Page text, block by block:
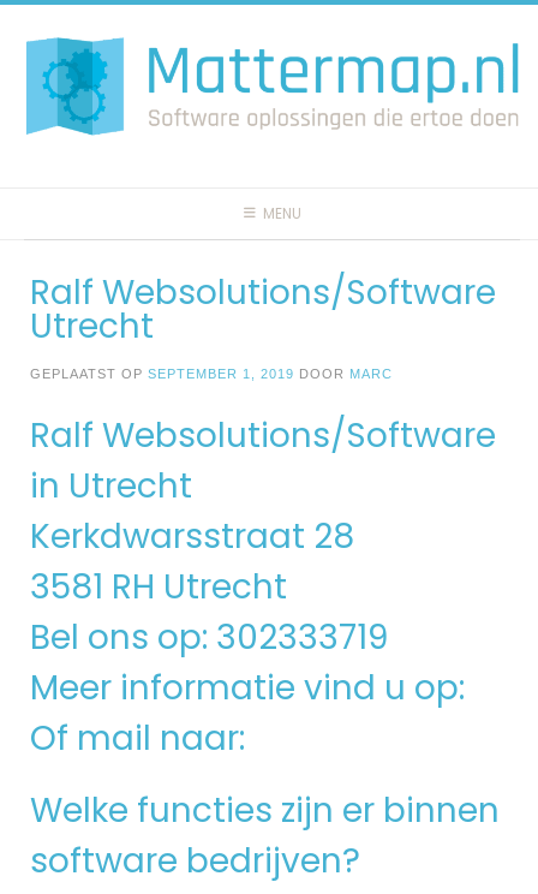
naar
inhoud
MENU
Ralf Websolutions/Software
Utrecht
GEPLAATST OP SEPTEMBER 1, 2019 DOOR MARC
Ralf Websolutions/Software
in Utrecht
Kerkdwarsstraat 28
3581 RH Utrecht
Bel ons op: 302333719
Meer informatie vind u op:
Of mail naar:
Welke functies zijn er binnen
software bedrijven?